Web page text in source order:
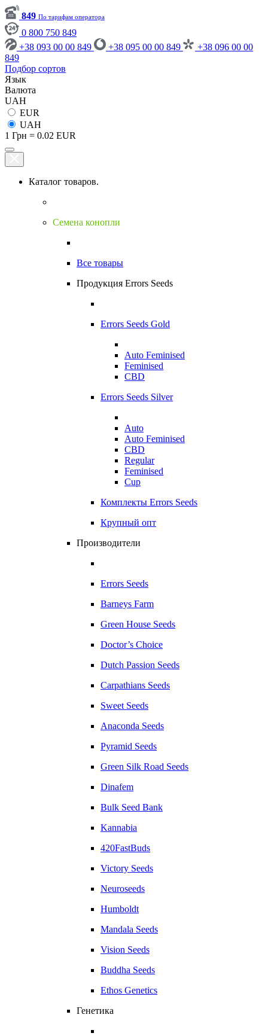
849 По тарифам оператора
0 800 750 849
+38 093 00 00 849
+38 095 00 00 849
+38 096 00 00
849
Подбор сортов
Язык
Валюта
UAH
EUR
UAH
1 Грн = 0.02 EUR
Каталог товаров.
Семена конопли
Все товары
Продукция Errors Seeds
Errors Seeds Gold
Auto Feminised
Feminised
CBD
Errors Seeds Silver
Auto
Auto Feminised
CBD
Regular
Feminised
Cup
Комплекты Errors Seeds
Крупный опт
Производители
Errors Seeds
Barneys Farm
Green House Seeds
Doctor’s Choice
Dutch Passion Seeds
Carpathians Seeds
Sweet Seeds
Anaconda Seeds
Pyramid Seeds
Green Silk Road Seeds
Dinafem
Bulk Seed Bank
Kannabia
420FastBuds
Victory Seeds
Neuroseeds
Humboldt
Mandala Seeds
Vision Seeds
Buddha Seeds
Ethos Genetics
Генетика